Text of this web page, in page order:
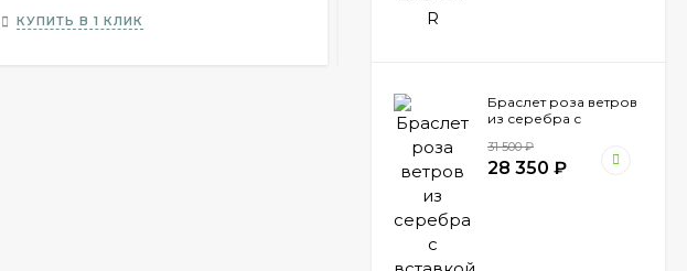
КУПИТЬ В 1 КЛИК КУПИТЬ В 1 КЛИК
Браслет роза ветров
из серебра с
Zancan EXB 865 N
31 500₽
28 350 ₽